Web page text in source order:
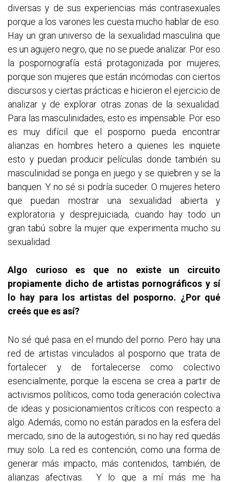
diversas y de sus experiencias más contrasexuales
porque a los varones les cuesta mucho hablar de eso.
Hay un gran universo de la sexualidad masculina que
es un agujero negro, que no se puede analizar. Por eso
la pospornografía está protagonizada por mujeres;
porque son mujeres que están incómodas con ciertos
discursos y ciertas prácticas e hicieron el ejercicio de
analizar y de explorar otras zonas de la sexualidad.
Para las masculinidades, esto es impensable. Por eso
es muy difícil que el posporno pueda encontrar
alianzas en hombres hetero a quienes les inquiete
esto y puedan producir películas donde también su
masculinidad se ponga en juego y se quiebren y se la
banquen. Y no sé si podría suceder. O mujeres hetero
que puedan mostrar una sexualidad abierta y
exploratoria y desprejuiciada, cuando hay todo un
gran tabú sobre la mujer que experimenta mucho su
sexualidad.
Algo curioso es que no existe un circuito
propiamente dicho de artistas pornográficos y sí
lo hay para los artistas del posporno. ¿Por qué
creés que es así?
No sé qué pasa en el mundo del porno. Pero hay una
red de artistas vinculados al posporno que trata de
fortalecer y de fortalecerse como colectivo
esencialmente, porque la escena se crea a partir de
activismos políticos, como toda generación colectiva
de ideas y posicionamientos críticos con respecto a
algo. Además, como no están parados en la esfera del
mercado, sino de la autogestión, si no hay red quedás
muy solo. La red es contención, como una forma de
generar más impacto, más contenidos, también, de
alianzas afectivas. Y lo que a mí más me ha